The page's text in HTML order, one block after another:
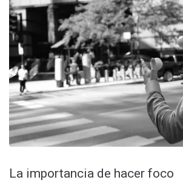
La importancia de hacer foco